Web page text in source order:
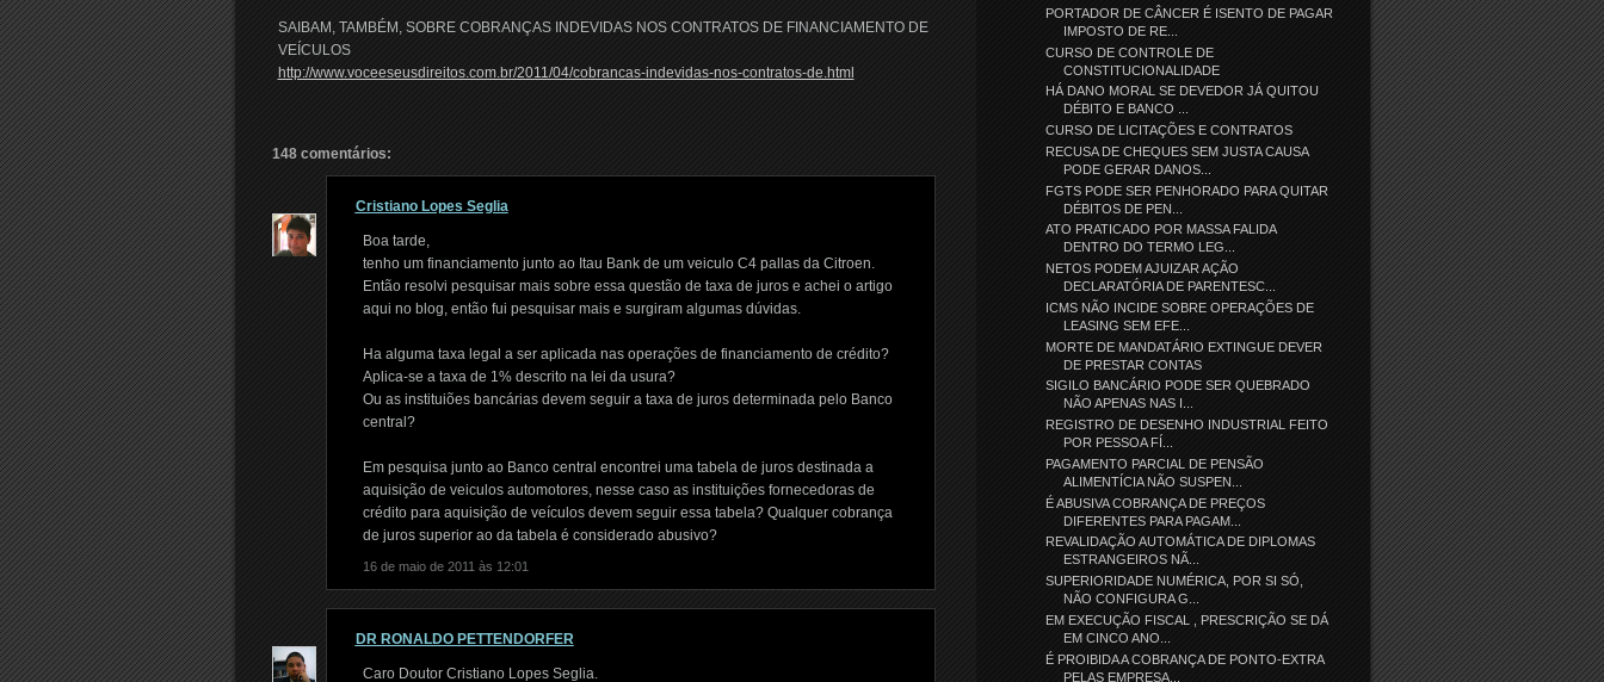
SAIBAM, TAMBÉM, SOBRE COBRANÇAS INDEVIDAS NOS CONTRATOS DE FINANCIAMENTO DE
VEÍCULOS
http://www.voceeseusdireitos.com.br/2011/04/cobrancas-indevidas-nos-contratos-de.html
148 comentários:
Cristiano Lopes Seglia
Boa tarde,
tenho um financiamento junto ao Itau Bank de um veiculo C4 pallas da Citroen.
Então resolvi pesquisar mais sobre essa questão de taxa de juros e achei o artigo
aqui no blog, então fui pesquisar mais e surgiram algumas dúvidas.
Ha alguma taxa legal a ser aplicada nas operações de financiamento de crédito?
Aplica-se a taxa de 1% descrito na lei da usura?
Ou as instituiões bancárias devem seguir a taxa de juros determinada pelo Banco
central?
Em pesquisa junto ao Banco central encontrei uma tabela de juros destinada a
aquisição de veiculos automotores, nesse caso as instituições fornecedoras de
crédito para aquisição de veículos devem seguir essa tabela? Qualquer cobrança
de juros superior ao da tabela é considerado abusivo?
16 de maio de 2011 às 12:01
DR RONALDO PETTENDORFER
Caro Doutor Cristiano Lopes Seglia.
PORTADOR DE CÂNCER É ISENTO DE PAGAR
IMPOSTO DE RE...
CURSO DE CONTROLE DE
CONSTITUCIONALIDADE
HÁ DANO MORAL SE DEVEDOR JÁ QUITOU
DÉBITO E BANCO ...
CURSO DE LICITAÇÕES E CONTRATOS
RECUSA DE CHEQUES SEM JUSTA CAUSA
PODE GERAR DANOS...
FGTS PODE SER PENHORADO PARA QUITAR
DÉBITOS DE PEN...
ATO PRATICADO POR MASSA FALIDA
DENTRO DO TERMO LEG...
NETOS PODEM AJUIZAR AÇÃO
DECLARATÓRIA DE PARENTESC...
ICMS NÃO INCIDE SOBRE OPERAÇÕES DE
LEASING SEM EFE...
MORTE DE MANDATÁRIO EXTINGUE DEVER
DE PRESTAR CONTAS
SIGILO BANCÁRIO PODE SER QUEBRADO
NÃO APENAS NAS I...
REGISTRO DE DESENHO INDUSTRIAL FEITO
POR PESSOA FÍ...
PAGAMENTO PARCIAL DE PENSÃO
ALIMENTÍCIA NÃO SUSPEN...
É ABUSIVA COBRANÇA DE PREÇOS
DIFERENTES PARA PAGAM...
REVALIDAÇÃO AUTOMÁTICA DE DIPLOMAS
ESTRANGEIROS NÃ...
SUPERIORIDADE NUMÉRICA, POR SI SÓ,
NÃO CONFIGURA G...
EM EXECUÇÃO FISCAL , PRESCRIÇÃO SE DÁ
EM CINCO ANO...
É PROIBIDA A COBRANÇA DE PONTO-EXTRA
PELAS EMPRESA...